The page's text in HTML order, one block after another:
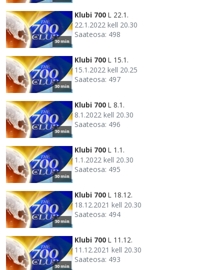
30 min
Klubi 700 L 22.1.
22.1.2022 kell 20.30
Saateosa: 498
30 min
Klubi 700 L 15.1.
15.1.2022 kell 20.25
Saateosa: 497
30 min
Klubi 700 L 8.1.
8.1.2022 kell 20.30
Saateosa: 496
30 min
Klubi 700 L 1.1.
1.1.2022 kell 20.30
Saateosa: 495
30 min
Klubi 700 L 18.12.
18.12.2021 kell 20.30
Saateosa: 494
30 min
Klubi 700 L 11.12.
11.12.2021 kell 20.30
Saateosa: 493